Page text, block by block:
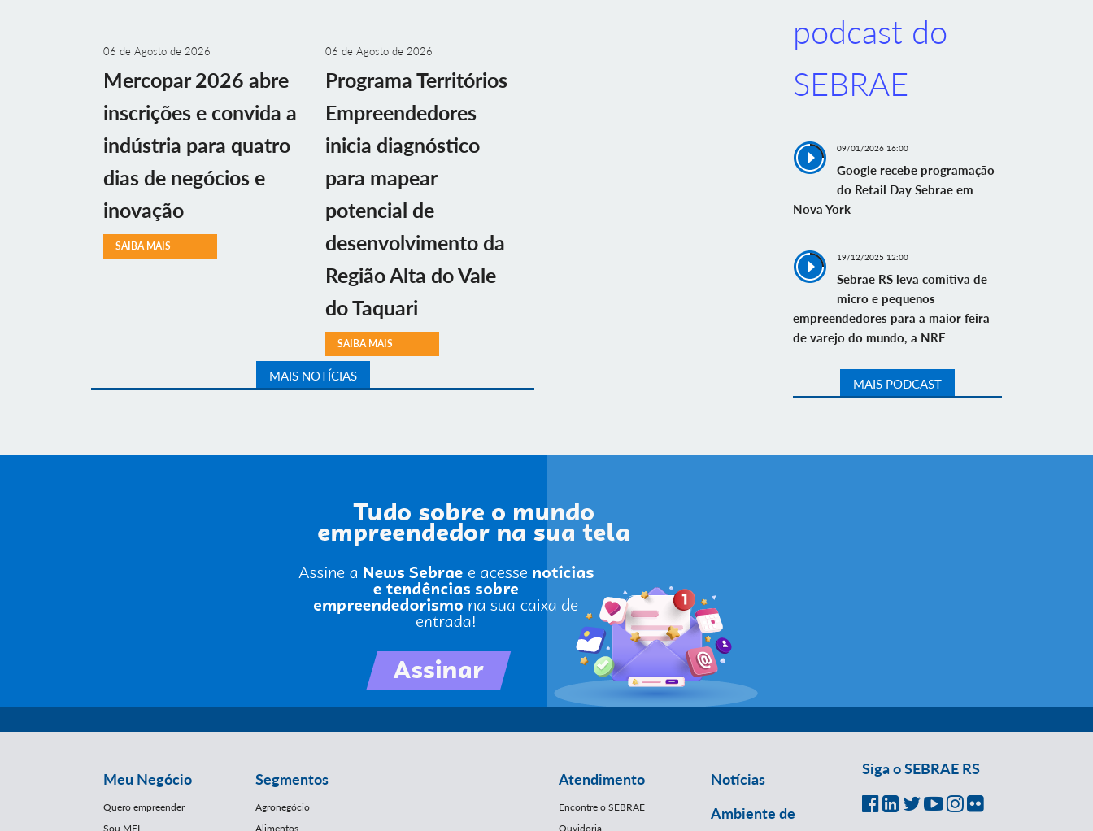
06 de Agosto de 2026
Mercopar 2026 abre
inscrições e convida a
indústria para quatro
dias de negócios e
inovação
SAIBA MAIS
06 de Agosto de 2026
Programa Territórios
Empreendedores
inicia diagnóstico
para mapear
potencial de
desenvolvimento da
Região Alta do Vale
do Taquari
SAIBA MAIS
MAIS NOTÍCIAS
podcast do
SEBRAE
09/01/2026 16:00
Google recebe programação
do Retail Day Sebrae em
Nova York
19/12/2025 12:00
Sebrae RS leva comitiva de
micro e pequenos
empreendedores para a maior feira
de varejo do mundo, a NRF
MAIS PODCAST
Meu Negócio
Quero empreender
Sou MEI
Segmentos
Agronegócio
Alimentos
Atendimento
Encontre o SEBRAE
Ouvidoria
Notícias
Ambiente de
Siga o SEBRAE RS